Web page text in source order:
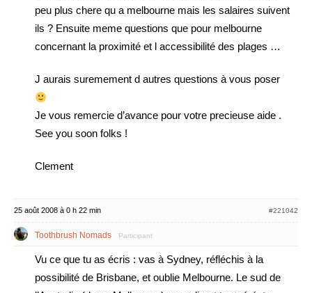
peu plus chere qu a melbourne mais les salaires suivent
ils ? Ensuite meme questions que pour melbourne
concernant la proximité et l accessibilité des plages …
J aurais suremement d autres questions à vous poser
Je vous remercie d’avance pour votre precieuse aide .
See you soon folks !
Clement
25 août 2008 à 0 h 22 min #221042
Toothbrush Nomads Participant
Vu ce que tu as écris : vas à Sydney, réfléchis à la
possibilité de Brisbane, et oublie Melbourne. Le sud de